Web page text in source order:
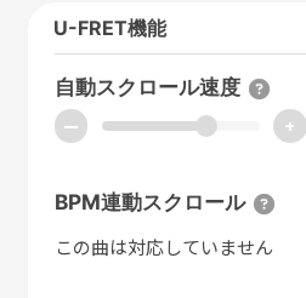
U-FRET機能
自動スクロール速度
ー +
BPM連動スクロール
この曲は対応していません